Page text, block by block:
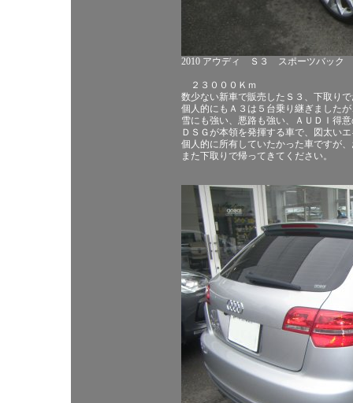
2010 アウディ Ｓ３ スポーツバック
２３０００Ｋｍ
数少ない新車で販売したＳ３、下取り
個人的にもＡ３は５台乗り継ぎました
雪にも強い、悪路も強い、ＡＵＤＩ得
ＤＳＧが本領を発揮する車で、図太い
個人的に所有していたかった車ですが
また下取りで帰ってきてください。